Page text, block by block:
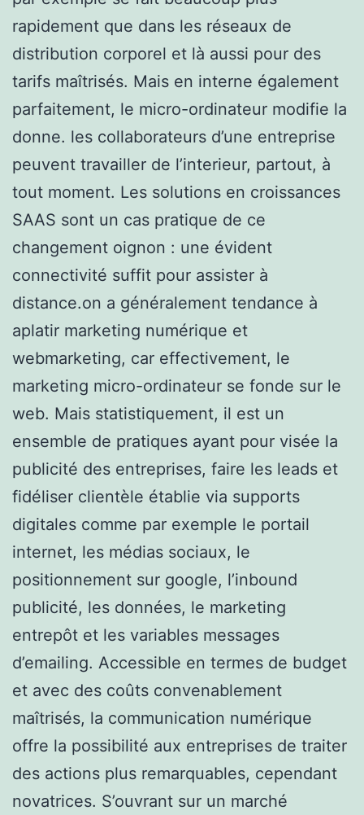
rapidement que dans les réseaux de
distribution corporel et là aussi pour des
tarifs maîtrisés. Mais en interne également
parfaitement, le micro-ordinateur modifie la
donne. les collaborateurs d’une entreprise
peuvent travailler de l’interieur, partout, à
tout moment. Les solutions en croissances
SAAS sont un cas pratique de ce
changement oignon : une évident
connectivité suffit pour assister à
distance.on a généralement tendance à
aplatir marketing numérique et
webmarketing, car effectivement, le
marketing micro-ordinateur se fonde sur le
web. Mais statistiquement, il est un
ensemble de pratiques ayant pour visée la
publicité des entreprises, faire les leads et
fidéliser clientèle établie via supports
digitales comme par exemple le portail
internet, les médias sociaux, le
positionnement sur google, l’inbound
publicité, les données, le marketing
entrepôt et les variables messages
d’emailing. Accessible en termes de budget
et avec des coûts convenablement
maîtrisés, la communication numérique
offre la possibilité aux entreprises de traiter
des actions plus remarquables, cependant
novatrices. S’ouvrant sur un marché